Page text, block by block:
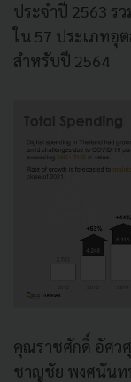
ประจำปี 2563 ร
ใน 57 ประเภทอุ
สำหรับปี 2564
คุณราชศักดิ์ อัศว
ชาญชัย พงศนันท